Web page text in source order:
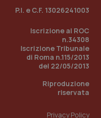
P.I. e C.F. 13026241003
Iscrizione al ROC
n.34308
Iscrizione Tribunale
di Roma n.115/2013
del 22/05/2013
Riproduzione
riservata
Privacy Policy
.quotidianosanita.it
1
mese